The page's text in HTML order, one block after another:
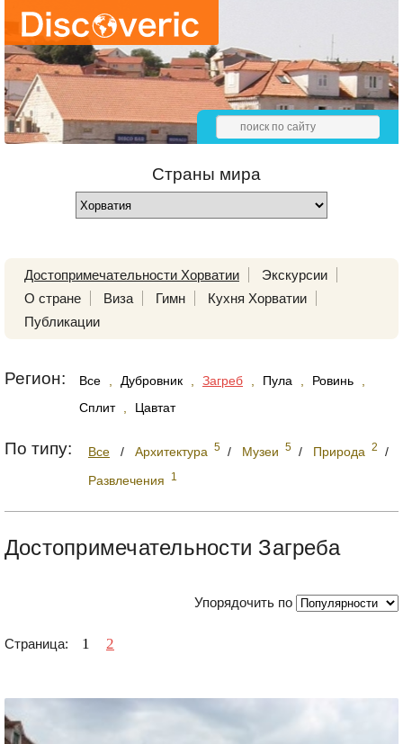
Страны мира
Достопримечательности Хорватии
Экскурсии
О стране
Виза Гимн
Кухня Хорватии
Публикации
Регион: Все Дубровник Загреб Пула Ровинь
Сплит
Цавтат
По типу: Все / Архитектура 5 / Музеи 5 / Природа 2 /
Развлечения 1
Достопримечательности Загреба
Упорядочить по
Страница: 1 2